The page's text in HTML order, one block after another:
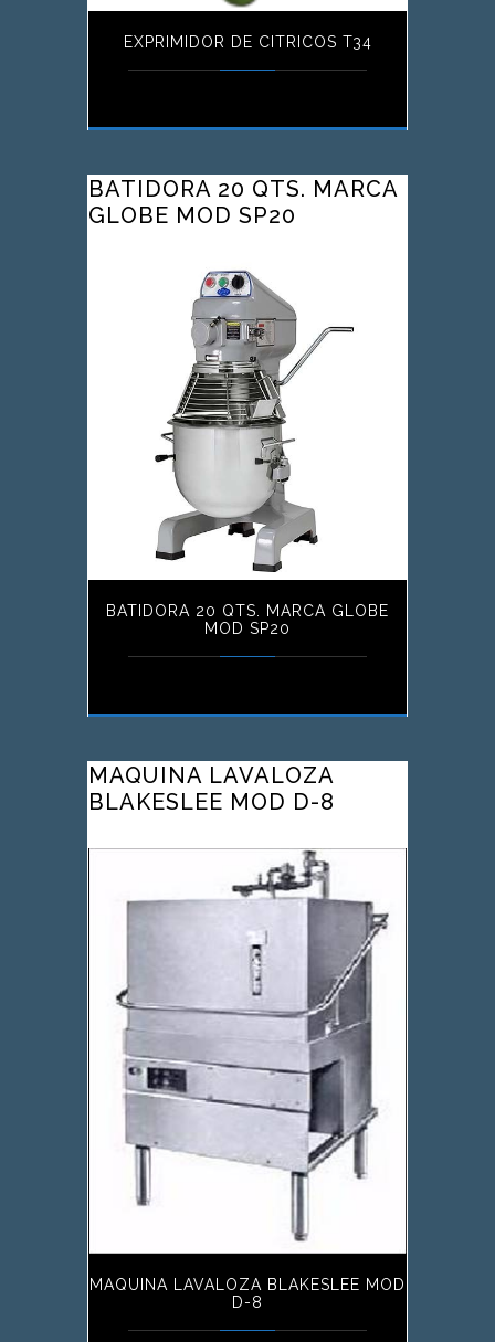
EXPRIMIDOR DE CITRICOS T34
BATIDORA 20 QTS. MARCA
GLOBE MOD SP20
BATIDORA 20 QTS. MARCA GLOBE
MOD SP20
MAQUINA LAVALOZA
BLAKESLEE MOD D-8
MAQUINA LAVALOZA BLAKESLEE MOD
D-8